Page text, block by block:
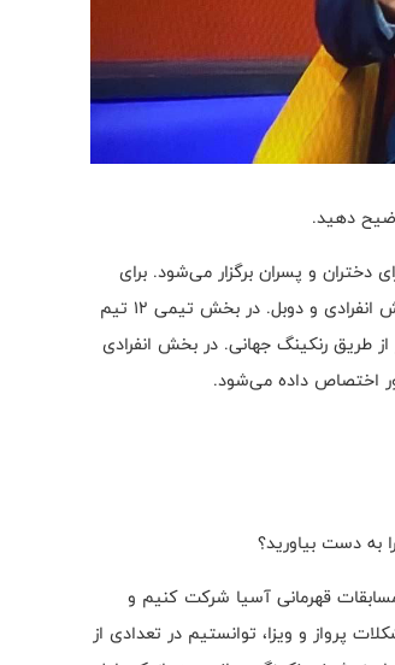
دهید.
جوانان هر سال در دو رده سنی زیر ۱۵ و زیر ۱۹ سال برای دختران و پسران برگزار می‌شود. برای
حضور در این رقابت‌ها کسب سهمیه ضروری است؛ هم در بخش تیمی و هم در بخش انفرادی و دوبل. در بخش تیمی ۱۲ تیم
تیم به عنوان میزبان، ۵ تیم قهرمانان قاره‌ها و ۶ تیم برتر از طریق رنکینگ جهانی. در بخش انفرادی
اختصاص داده می‌شود.
به دست بیاورید؟
قهرمانی آسیا شرکت کنیم و
پرواز و ویزا، توانستیم در تعدادی از